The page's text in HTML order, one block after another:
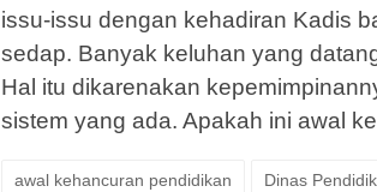
issu-issu dengan kehadiran Kadis
sedap. Banyak keluhan yang
Hal itu dikarenakan
sistem yang ada. Apakah ini awal
awal kehancuran pendidikan Dinas